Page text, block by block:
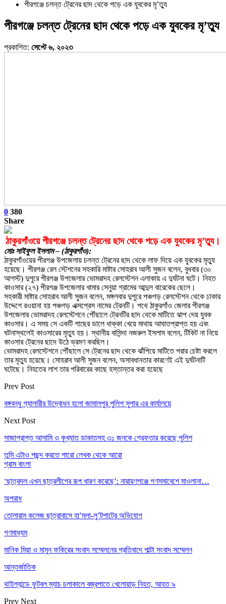
পীরগঞ্জে চলন্ত ট্রেনের ছাদ থেকে পড়ে এক যুবকের মৃ’ত্যু
পীরগঞ্জে চলন্ত ট্রেনের ছাদ থেকে পড়ে এক যুবকের মৃ’ত্যু
প্রকাশিত: সেপ্টে ৬, ২০২৩
0 380
Share
ঠাকুরগাঁওয়ে পীরগঞ্জে চলন্ত ট্রেনের ছাদ থেকে পড়ে এক যুবকের মৃ’ত্যু।
মোঃ সাইফুল ইসলাম – (ঠাকুরগাঁও):
ঠাকুরগাঁওয়ের পীরগঞ্জ উপজেলায় চলন্ত ট্রেনের ছাদ থেকে লাফ দিয়ে এক যুবকের মৃত্যু
হয়েছে। পীরগঞ্জ রেল স্টেশনের সহকারি মাষ্টার সোহরাব আলী সুজন বলেন, বুধবার (৩০
আগস্ট) দুপুরে পীরগঞ্জ উপজেলার ভোমরাদহ রেলস্টেশন এলাকায় এ দুর্ঘটনা ঘটে। নিহত
কাওসার (২৭) পীরগঞ্জ উপজেলার খামার সেনুয়া গ্রামের আব্দুল বারেকের ছেলে।
সহকারী মাষ্টার সোহরাব আলী সুজন বলেন, মঙ্গলবার দুপুরে পঞ্চগড় রেলস্টেশন থেকে ঢাকার
উদ্দেশে রওয়ানা হয় পঞ্চগড় এক্সপ্রেস নামের ট্রেনটি। পথে ঠাকুরগাঁও জেলার পীরগঞ্জ
উপজেলার ভোমরাদহ রেলস্টেশনে পৌঁছালে ট্রেনটির ছাদ থেকে মাটিতে ঝাপ দেয় যুবক
কাওসার। এ সময় সে একটি গাছের ডালে ধাক্কা খেয়ে মাথায় আঘাতপ্রাপ্ত হয় এবং
ঘটনাস্থলেই কাওসারের মৃত্যু হয়। স্থানীয় বাসিন্দা নজরুল ইসলাম বলেন, টিকিট না নিয়ে
কাওসার ট্রেনের ছাদে উঠে ভ্রমণ করছিল।
ভোমরাদহ রেলস্টেশনে পৌঁছালে সে ট্রেনের ছাদ থেকে ঝাঁপিয়ে মাটিতে পরার চেষ্টা করলে
তার মৃত্যু হয়েছে। সোহরাব আলী সুজন বলেন, অসাবধানতার কারণেই এই দুর্ঘটনাটি
ঘটেছে। নিহতের লাশ তার পরিবারের কাছে হস্তান্তর করা হয়েছে
Prev Post
বঙ্গবন্ধু গ্যালারীর উদ্বোধন হলো জামালপুর পুলিশ সুপার এর কার্যালয়ে
Next Post
সাজাপ্রাপ্ত আসামি ও কুখ্যাত ডাকাতসহ ৩১ জনকে গ্রেফতার করেছে পুলিশ
তুমি এটাও পছন্দ করতে পারো লেখক থেকে আরো
গ্রাম বাংলা
‘ছাত্রদল এখন ছাত্রলীগের রূপ ধারণ করেছে’: নারায়ণগঞ্জে গণসমাবেশে মাওলানা…
অপরাধ
তোলারাম কলেজ ছাত্রাবাসে হা’মলা-লু’টপাটের অভিযোগ
গণমাধ্যম
মানিক মিয়া ও মামুন ফকিরের সংবাদ সম্মেলনের প্রতিবাদে পাল্টা সংবাদ সম্মেলন
আন্তর্জাতিক
থাইল্যান্ডে ফুটবল ম্যাচ চলাকালে বজ্রপাতে খেলোয়াড় নিহত, আহত ৯
Prev Next